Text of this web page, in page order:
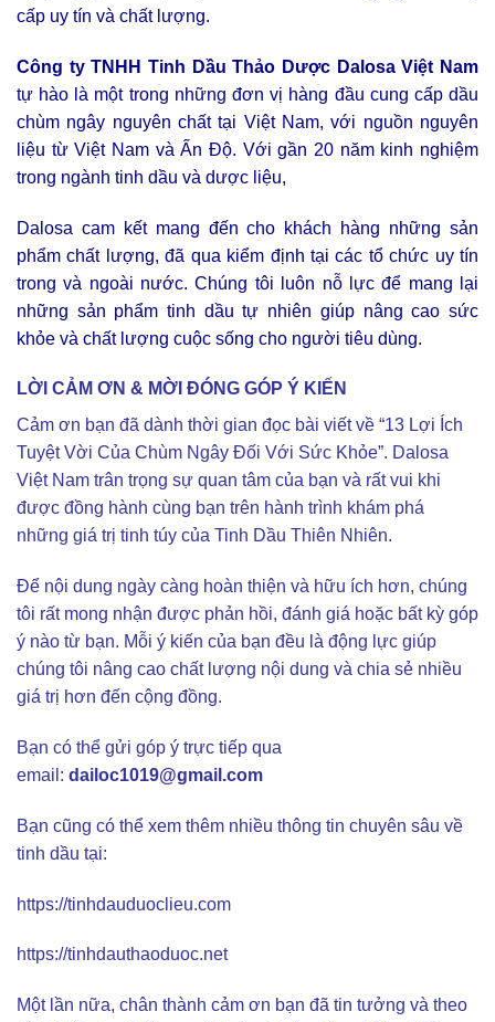
cấp uy tín và chất lượng.
Công ty TNHH Tinh Dầu Thảo Dược Dalosa Việt Nam
tự hào là một trong những đơn vị hàng đầu cung cấp dầu
chùm ngây nguyên chất tại Việt Nam, với nguồn nguyên
liệu từ Việt Nam và Ấn Độ. Với gần 20 năm kinh nghiệm
trong ngành tinh dầu và dược liệu,
Dalosa cam kết mang đến cho khách hàng những sản
phẩm chất lượng, đã qua kiểm định tại các tổ chức uy tín
trong và ngoài nước. Chúng tôi luôn nỗ lực để mang lại
những sản phẩm tinh dầu tự nhiên giúp nâng cao sức
khỏe và chất lượng cuộc sống cho người tiêu dùng.
LỜI CẢM ƠN & MỜI ĐÓNG GÓP Ý KIẾN
Cảm ơn bạn đã dành thời gian đọc bài viết về “13 Lợi Ích
Tuyệt Vời Của Chùm Ngây Đối Với Sức Khỏe”. Dalosa
Việt Nam trân trọng sự quan tâm của bạn và rất vui khi
được đồng hành cùng bạn trên hành trình khám phá
những giá trị tinh túy của Tinh Dầu Thiên Nhiên.
Để nội dung ngày càng hoàn thiện và hữu ích hơn, chúng
tôi rất mong nhận được phản hồi, đánh giá hoặc bất kỳ góp
ý nào từ bạn. Mỗi ý kiến của bạn đều là động lực giúp
chúng tôi nâng cao chất lượng nội dung và chia sẻ nhiều
giá trị hơn đến cộng đồng.
Bạn có thể gửi góp ý trực tiếp qua
email: dailoc1019@gmail.com
Bạn cũng có thể xem thêm nhiều thông tin chuyên sâu về
tinh dầu tại:
https://tinhdauduoclieu.com
https://tinhdauthaoduoc.net
Một lần nữa, chân thành cảm ơn bạn đã tin tưởng và theo